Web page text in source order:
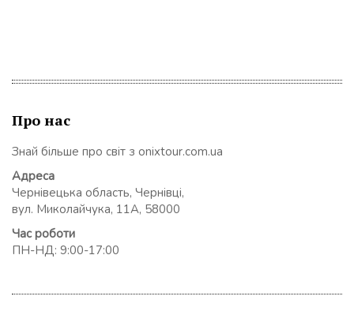
Про нас
Знай більше про світ з onixtour.com.ua
Адреса
Чернівецька область, Чернівці,
вул. Миколайчука, 11А, 58000
Час роботи
ПН-НД: 9:00-17:00